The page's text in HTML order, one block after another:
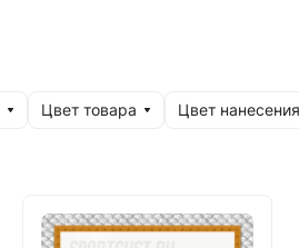
Цвет товара Цвет нанесения